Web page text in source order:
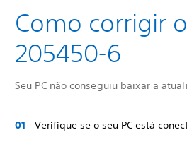
Como corrigir
205450-6
Seu PC não conseguiu baixar a
Verifique se o seu PC está